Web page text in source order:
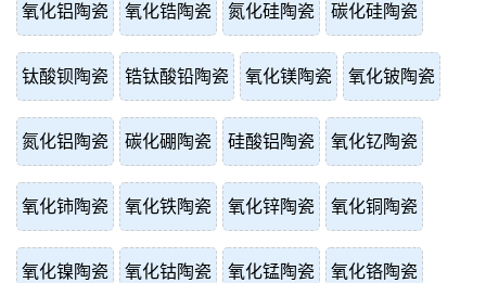
氧化铝陶瓷 氧化锆陶瓷 氮化硅陶瓷 碳化硅陶瓷
钛酸钡陶瓷 锆钛酸铅陶瓷 氧化镁陶瓷 氧化铍陶瓷
氮化铝陶瓷 碳化硼陶瓷 硅酸铝陶瓷 氧化钇陶瓷
氧化铈陶瓷 氧化铁陶瓷 氧化锌陶瓷 氧化铜陶瓷
氧化镍陶瓷 氧化钴陶瓷 氧化锰陶瓷 氧化铬陶瓷